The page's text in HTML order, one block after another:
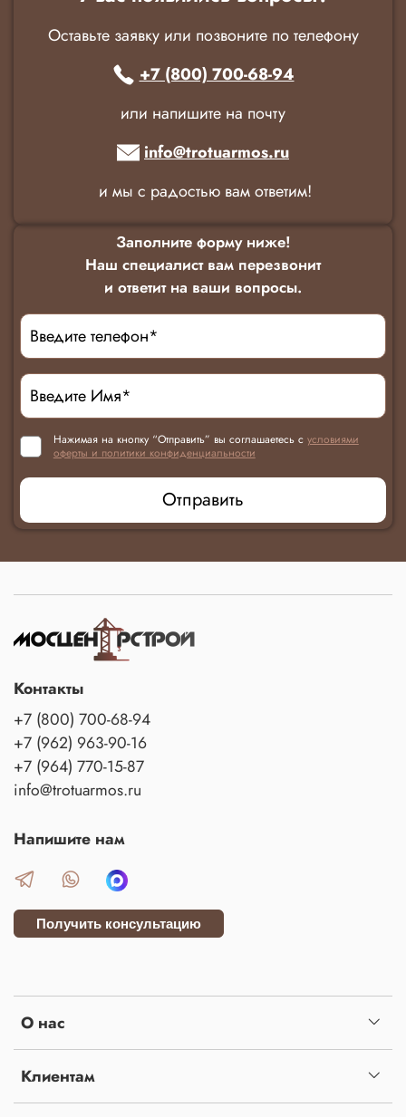
Оставьте заявку или позвоните по телефону
+7 (800) 700-68-94
или напишите на почту
info@trotuarmos.ru
и мы с радостью вам ответим!
Заполните форму ниже!
Наш специалист вам перезвонит
и ответит на ваши вопросы.
Нажимая на кнопку “Отправить” вы соглашаетесь с условиями
оферты и политики конфиденциальности
Отправить
О нас
Клиентам
Контакты
+7 (800) 700-68-94
+7 (962) 963-90-16
+7 (964) 770-15-87
info@trotuarmos.ru
Напишите нам
Получить консультацию